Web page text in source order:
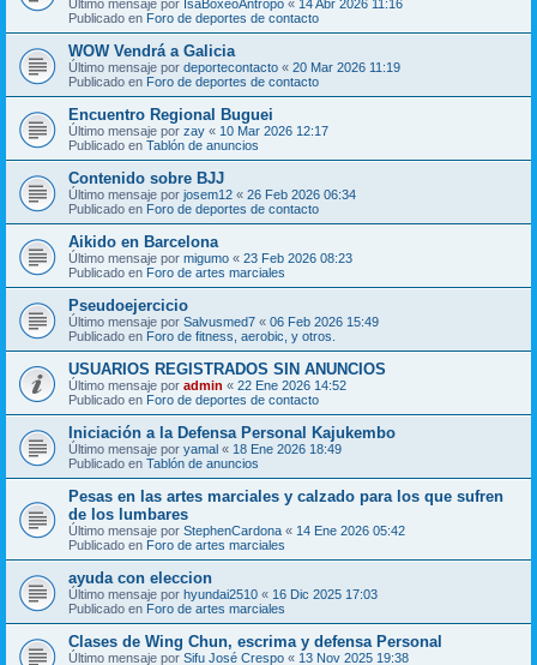
Último mensaje por IsaBoxeoAntropo « 14 Abr 2026 11:16
Publicado en Foro de deportes de contacto
WOW Vendrá a Galicia
Último mensaje por deportecontacto « 20 Mar 2026 11:19
Publicado en Foro de deportes de contacto
Encuentro Regional Buguei
Último mensaje por zay « 10 Mar 2026 12:17
Publicado en Tablón de anuncios
Contenido sobre BJJ
Último mensaje por josem12 « 26 Feb 2026 06:34
Publicado en Foro de deportes de contacto
Aikido en Barcelona
Último mensaje por migumo « 23 Feb 2026 08:23
Publicado en Foro de artes marciales
Pseudoejercicio
Último mensaje por Salvusmed7 « 06 Feb 2026 15:49
Publicado en Foro de fitness, aerobic, y otros.
USUARIOS REGISTRADOS SIN ANUNCIOS
Último mensaje por admin « 22 Ene 2026 14:52
Publicado en Foro de deportes de contacto
Iniciación a la Defensa Personal Kajukembo
Último mensaje por yamal « 18 Ene 2026 18:49
Publicado en Tablón de anuncios
Pesas en las artes marciales y calzado para los que sufren
de los lumbares
Último mensaje por StephenCardona « 14 Ene 2026 05:42
Publicado en Foro de artes marciales
ayuda con eleccion
Último mensaje por hyundai2510 « 16 Dic 2025 17:03
Publicado en Foro de artes marciales
Clases de Wing Chun, escrima y defensa Personal
Último mensaje por Sifu José Crespo « 13 Nov 2025 19:38